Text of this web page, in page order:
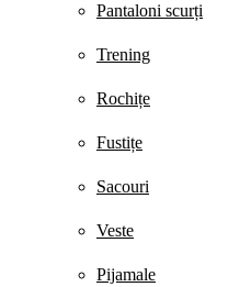
Pantaloni scurți
Trening
Rochițe
Fustițe
Sacouri
Veste
Pijamale